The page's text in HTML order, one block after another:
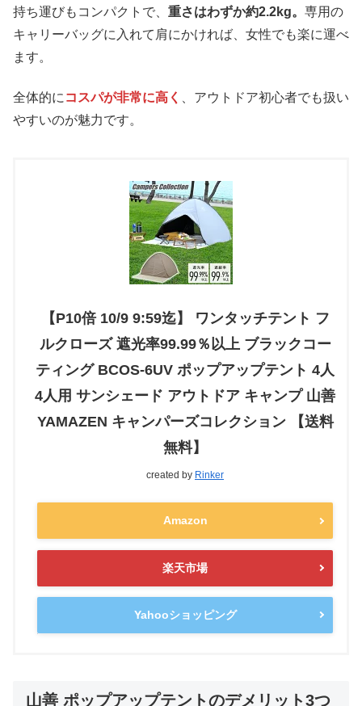
持ち運びもコンパクトで、 重さはわずか約2.2kg。 専用の
キャリーバッグに入れて肩にかければ、女性でも楽に運べ
ます。
全体的に コスパが非常に高く
、アウトドア初心者でも扱い
やすいのが魅力です。
【P10倍 10/9 9:59迄】 ワンタッチテント フ
ルクローズ 遮光率99.99％以上 ブラックコー
ティング BCOS-6UV ポップアップテント 4人
4人用 サンシェード アウトドア キャンプ 山善
YAMAZEN キャンパーズコレクション 【送料
無料】
created by Rinker
Amazon
楽天市場
Yahooショッピング
山善 ポップアップテントのデメリット3つ